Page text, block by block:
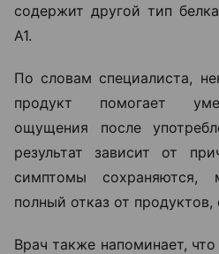
содержит другой тип
А1.
По словам специалиста,
продукт помогает
ощущения после
результат зависит от
симптомы сохраняются,
полный отказ от
Врач также напоминает,